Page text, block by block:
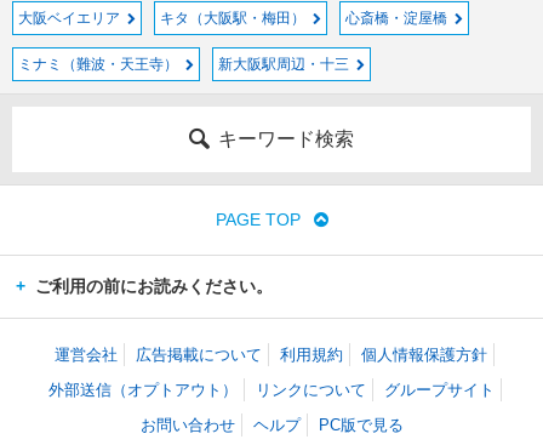
大阪ベイエリア キタ（大阪駅・梅田） 心斎橋・淀屋橋
ミナミ（難波・天王寺） 新大阪駅周辺・十三
キーワード検索
PAGE TOP
ご利用の前にお読みください。
運営会社 広告掲載について 利用規約
個人情報保護方針
外部送信（オプトアウト）
リンクについて
グループサイト
お問い合わせ
ヘルプ PC版で見る